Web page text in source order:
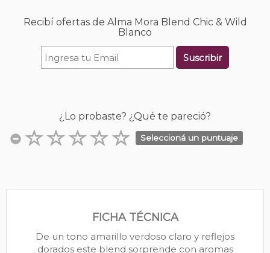
Recibí ofertas de Alma Mora Blend Chic & Wild
Blanco
Suscribir
¿Lo probaste? ¿Qué te pareció?
Seleccioná un puntuaje
FICHA TÉCNICA
De un tono amarillo verdoso claro y reflejos
dorados este blend sorprende con aromas